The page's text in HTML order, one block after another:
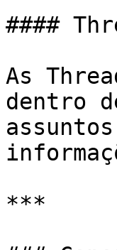
####
As
dentro
***